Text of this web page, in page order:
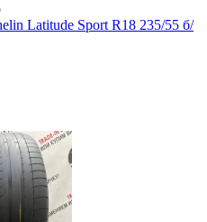
Latitude Sport R18 235/55 б/